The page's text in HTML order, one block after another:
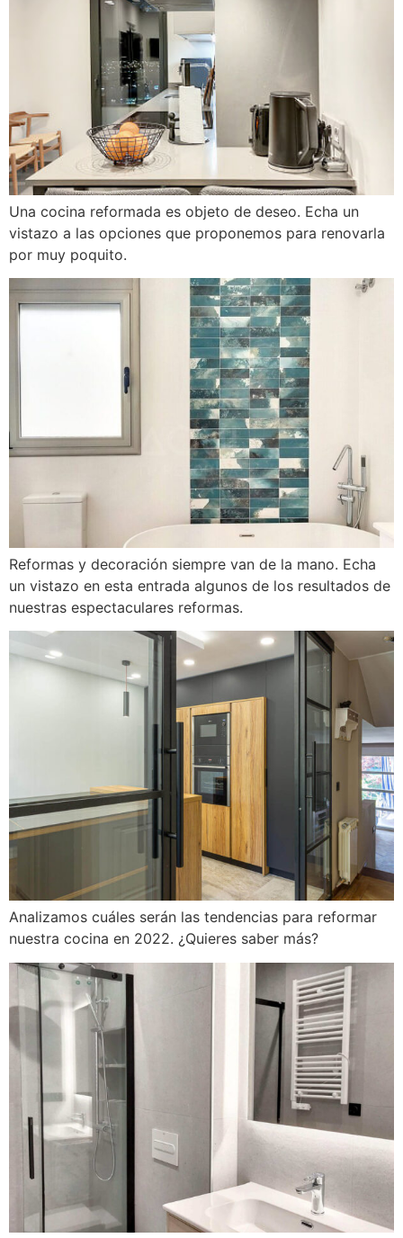
Una cocina reformada es objeto de deseo. Echa un
vistazo a las opciones que proponemos para renovarla
por muy poquito.
Reformas y decoración siempre van de la mano. Echa
un vistazo en esta entrada algunos de los resultados de
nuestras espectaculares reformas.
Analizamos cuáles serán las tendencias para reformar
nuestra cocina en 2022. ¿Quieres saber más?